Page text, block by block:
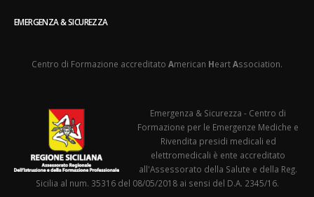
EMERGENZA & SICUREZZA
Centro di Formazione accreditato American HeartAssociation.
Emergenza & Sicurezza - Centro di
Formazione per le Emergenze Mediche e
Rivendita presidi medicali ed
elettromedicali è ente accreditato
all'Assessorato della Salute e della Reg.
Sicilia al num. 35316 del 08/05/2018 ai sensi del D.A. 2345/16.